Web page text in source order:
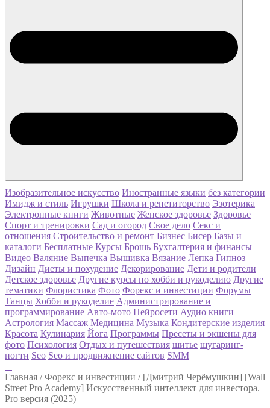
Изобразительное искусство Иностранные языки без категории
Имидж и стиль Игрушки Школа и репетиторство Эзотерика
Электронные книги Животные Женское здоровье Здоровье
Спорт и тренировки Сад и огород Свое дело Секс и
отношения Строительство и ремонт Бизнес Бисер Базы и
каталоги Бесплатные Курсы Брошь Бухгалтерия и финансы
Видео Валяние Выпечка Вышивка Вязание Лепка Гипноз
Дизайн Диеты и похудение Декорирование Дети и родители
Детское здоровье Другие курсы по хобби и рукоделию Другие
тематики Флористика Фото Форекс и инвестиции Форумы
Танцы Хобби и рукоделие Администрирование и
программирование Авто-мото Нейросети Аудио книги
Астрология Массаж Медицина Музыка Кондитерские изделия
Красота Кулинария Йога Программы Пресеты и экшены для
фото Психология Отдых и путешествия шитье шугаринг-
ногти Seo Seo и продвижнение сайтов SMM
Главная /Форекс и инвестиции / [Дмитрий Черёмушкин] [Wall
Street Pro Academy] Искусственный интеллект для инвестора.
Pro версия (2025)